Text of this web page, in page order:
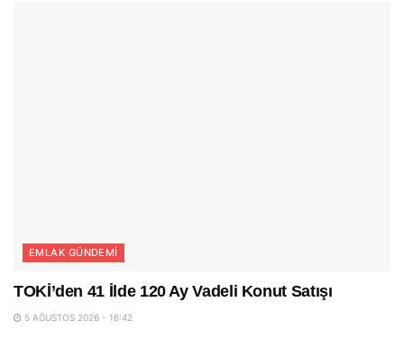
EMLAK GÜNDEMI
TOKİ’den 41 İlde 120 Ay Vadeli Konut Satışı
5 AĞUSTOS 2026 - 16:42